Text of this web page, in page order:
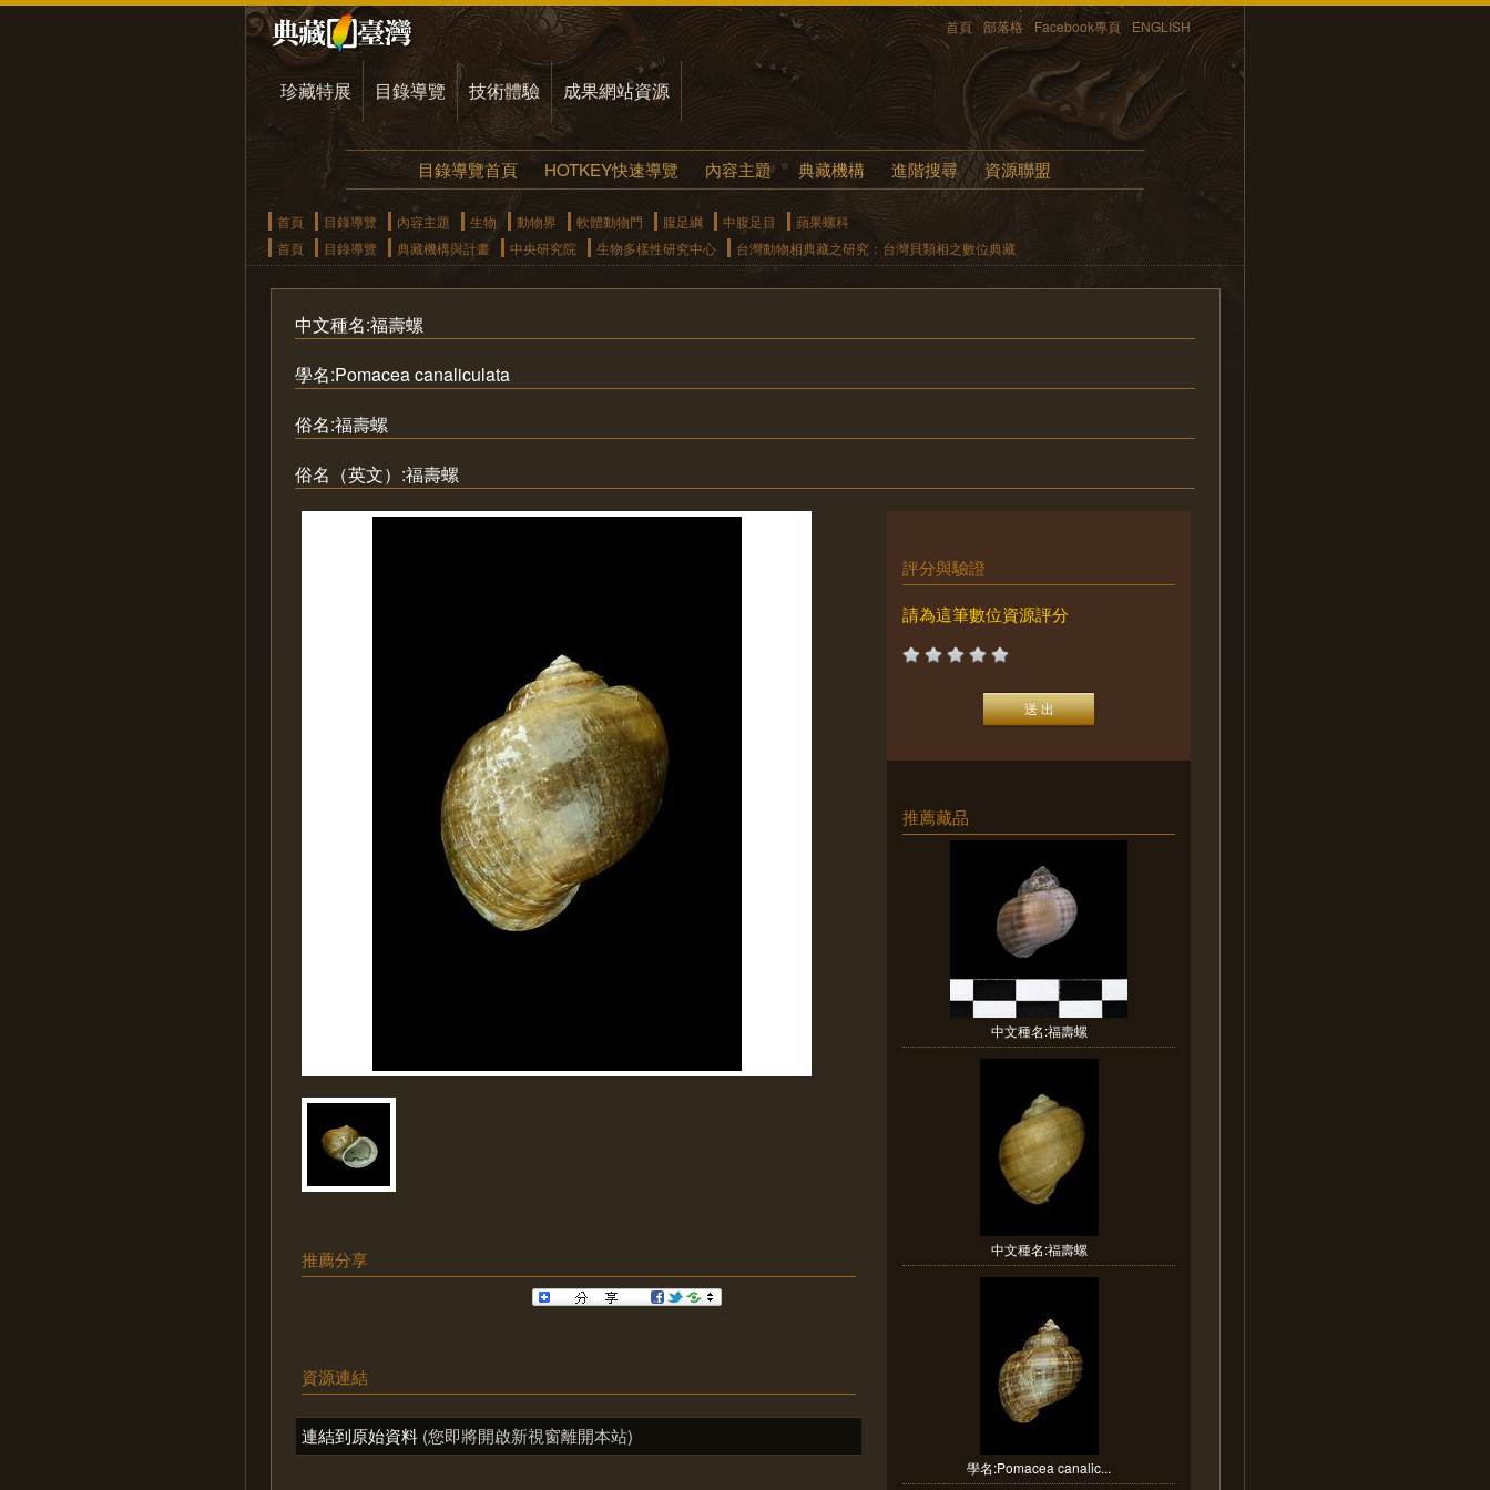
首頁 部落格 Facebook專頁 ENGLISH
珍藏特展 目錄導覽 技術體驗 成果網站資源
目錄導覽首頁 HOTKEY快速導覽 內容主題 典藏機構 進階搜尋 資源聯盟
首頁 目錄導覽 內容主題 生物 動物界 軟體動物門 腹足綱 中腹足目
蘋果螺科
首頁
目錄導覽 典藏機構與計畫 中央研究院 生物多樣性研究中心 台灣動物相典藏之研究：台灣貝類相之數位典藏
中文種名:福壽螺
學名:Pomacea canaliculata
俗名:福壽螺
俗名（英文）:福壽螺
推薦分享
資源連結
連結到原始資料 (您即將開啟新視窗離開本站)
評分與驗證
請為這筆數位資源評分
推薦藏品
中文種名:福壽螺
中文種名:福壽螺
學名:Pomacea canalic...